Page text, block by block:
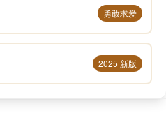
地风升 坤上巽下
泽水困 兑上坎下
水风井 坎上巽下
勇敢求爱
2025 新版